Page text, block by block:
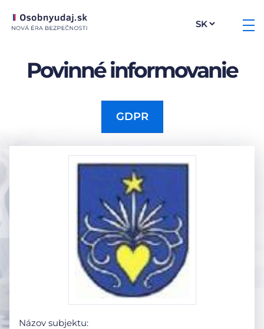
Povinné informovanie
GDPR
Názov subjektu: